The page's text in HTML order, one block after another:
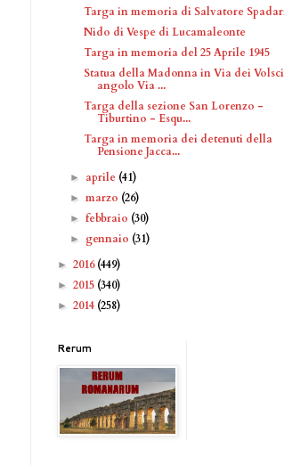
Targa in memoria di Salvatore
Nido di Vespe di Lucamaleonte
Targa in memoria del 25 Aprile 1945
Statua della Madonna in Via dei Volsci
angolo Via ...
Targa della sezione San Lorenzo -
Tiburtino - Esqu...
Targa in memoria dei detenuti della
Pensione Jacca...
► aprile (41)
►marzo (26)
►febbraio (30)
► gennaio (31)
► 2016(449)
► 2015 (340)
► 2014 (258)
Rerum